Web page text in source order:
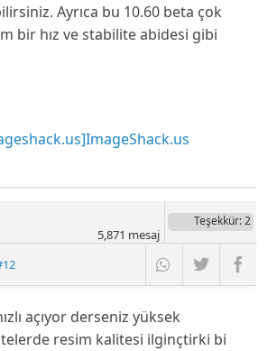
Ayrıca bu 10.60 beta çok
bir hız ve stabilite abidesi gibi
Teşekkür: 2
5,871 mesaj
açıyor derseniz yüksek
resim kalitesi ilginçtirki bi